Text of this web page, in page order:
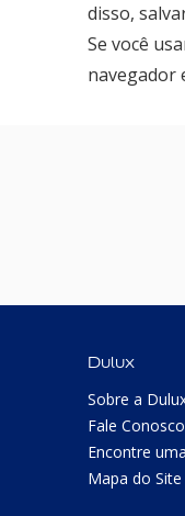
disso,
Se você
navegador
Dulux
Sobre a
Fale Conosco
Encontre
Mapa do Site